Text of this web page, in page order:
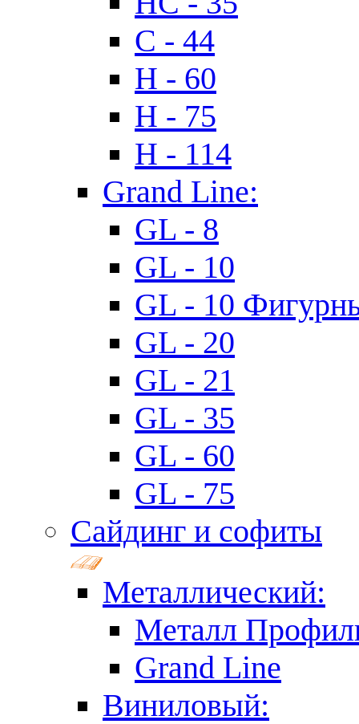
C - 44
H - 60
H - 75
H - 114
Grand Line:
GL - 8
GL - 10
GL - 10
GL - 20
GL - 21
GL - 35
GL - 60
GL - 75
Сайдинг и софиты
Металлический:
Металл
Grand Line
Виниловый: